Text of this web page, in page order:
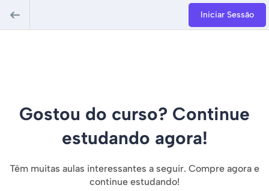
Iniciar Sessão
Gostou do curso? Continue
estudando agora!
Têm muitas aulas interessantes a seguir. Compre agora e
continue estudando!